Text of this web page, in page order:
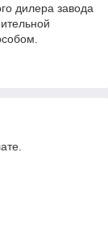
дилера завода